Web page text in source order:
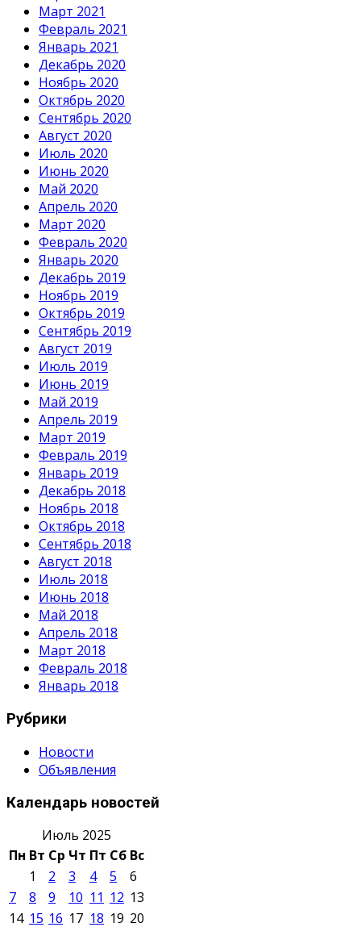
Март 2021
Февраль 2021
Январь 2021
Декабрь 2020
Ноябрь 2020
Октябрь 2020
Сентябрь 2020
Август 2020
Июль 2020
Июнь 2020
Май 2020
Апрель 2020
Март 2020
Февраль 2020
Январь 2020
Декабрь 2019
Ноябрь 2019
Октябрь 2019
Сентябрь 2019
Август 2019
Июль 2019
Июнь 2019
Май 2019
Апрель 2019
Март 2019
Февраль 2019
Январь 2019
Декабрь 2018
Ноябрь 2018
Октябрь 2018
Сентябрь 2018
Август 2018
Июль 2018
Июнь 2018
Май 2018
Апрель 2018
Март 2018
Февраль 2018
Январь 2018
Рубрики
Новости
Объявления
Календарь новостей
Июль 2025
Пн Вт Ср Чт Пт Сб Вс
1
2 3 4 5
6
7
8 9 10 11 12 13
14 15 16 17 18 19 20